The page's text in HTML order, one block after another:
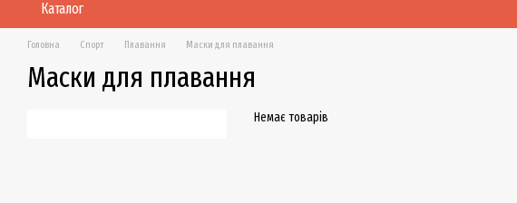
Каталог
Головна Спорт Плавання Маски для плавання
Маски для плавання
Немає товарів